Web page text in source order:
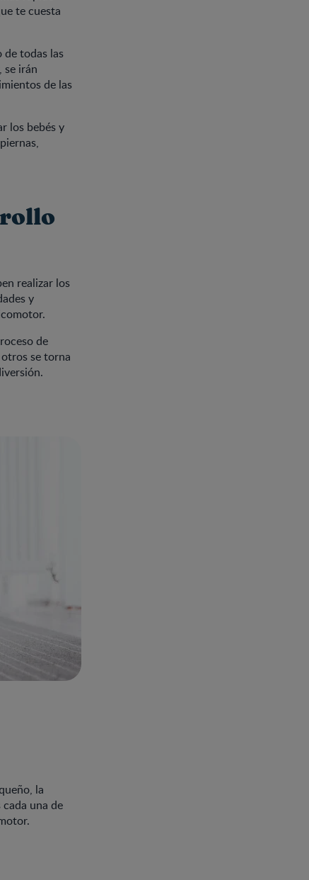
te cuesta
de todas las
se irán
de las
los bebés y
realizar los
y
de
se torna
la
una de